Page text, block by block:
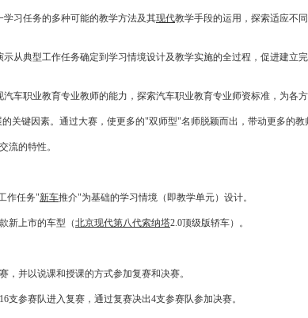
习任务的多种可能的教学方法及其现代教学手段的运用，探索适应不
典型工作任务确定到学习情境设计及教学实施的全过程，促进建立
职业教育专业教师的能力，探索汽车职业教育专业师资标准，为各
键因素。通过大赛，使更多的"双师型"名师脱颖而出，带动更多的教
的特性。
作任务"新车推介"为基础的学习情境（即教学单元）设计。
新上市的车型（北京现代第八代索纳塔2.0顶级版轿车）。
并以说课和授课的方式参加复赛和决赛。
参赛队进入复赛，通过复赛决出4支参赛队参加决赛。